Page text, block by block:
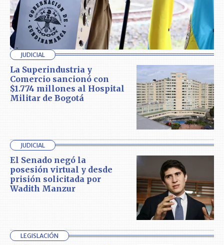
JUDICIAL
La Superindustria y
Comercio sancionó con
$1.774 millones al Hospital
Militar de Bogotá
JUDICIAL
El Senado negó la
posesión virtual y desde
prisión solicitada por
Wadith Manzur
LEGISLACIÓN